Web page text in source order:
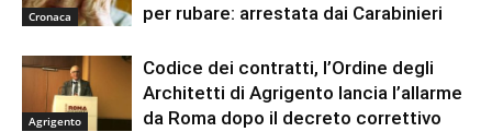
Cronaca
per rubare: arrestata dai Carabinieri
Agrigento
Codice dei contratti, l’Ordine degli
Architetti di Agrigento lancia l’allarme
da Roma dopo il decreto correttivo